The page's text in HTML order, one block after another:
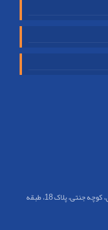
: تهران، میدان انقلاب، ابتدای خیابان آزادی، کوچه جنتی، پلاک 18، طبقه